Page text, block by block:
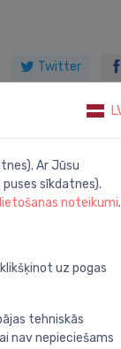
Twitter
Ar Jūsu
sīkdatnes).
noteikumi.
uz pogas
tehniskās
nav nepieciešams